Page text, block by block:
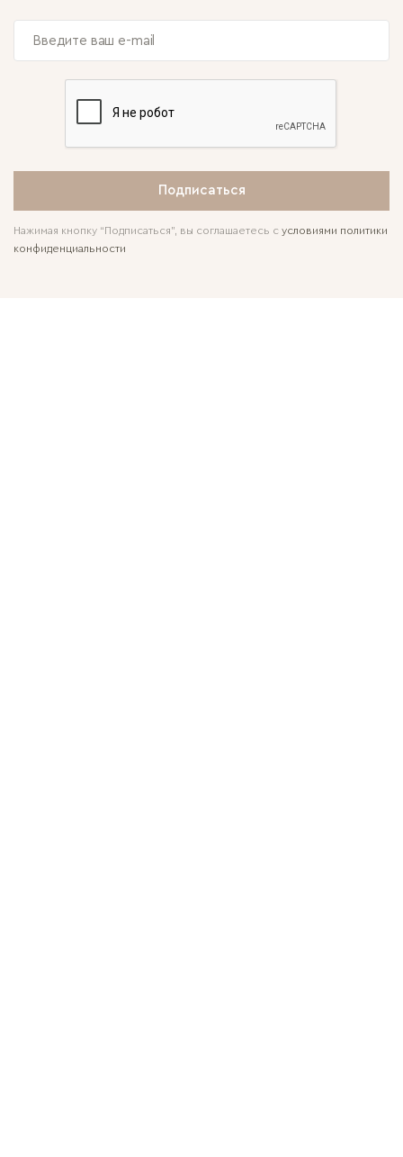
Подписаться
Нажимая кнопку “Подписаться”, вы соглашаетесь с условиями политики
конфиденциальности